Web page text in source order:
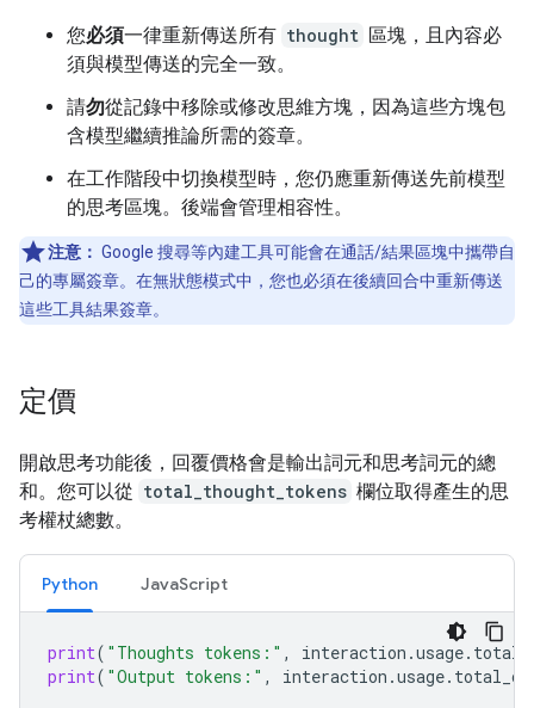
您必須一律重新傳送所有 thought 區塊，且內容必
須與模型傳送的完全一致。
請勿從記錄中移除或修改思維方塊，因為這些方塊包
含模型繼續推論所需的簽章。
在工作階段中切換模型時，您仍應重新傳送先前模型
的思考區塊。後端會管理相容性。
注意： Google 搜尋等內建工具可能會在通話/結果區塊中攜帶自
己的專屬簽章。在無狀態模式中，您也必須在後續回合中重新傳送
這些工具結果簽章。
定價
開啟思考功能後，回覆價格會是輸出詞元和思考詞元的總
和。您可以從 total_thought_tokens 欄位取得產生的思
考權杖總數。
Python JavaScript
print( "Thoughts tokens:" , interaction .usage.
print( "Output tokens:" , interaction .usage.